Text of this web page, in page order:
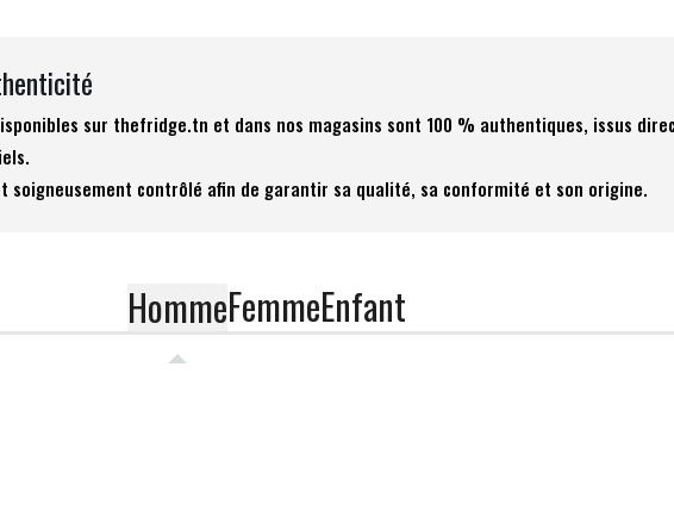
sur thefridge.tn et dans nos magasins sont 100 % authentiques, issus
soigneusement contrôlé afin de garantir sa qualité, sa conformité et son origine.
HommeFemmeEnfant